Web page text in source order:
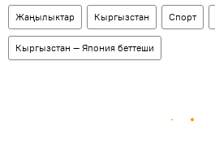
Жаңылыктар Кыргызстан Спорт
Кыргызстан — Япония беттеши